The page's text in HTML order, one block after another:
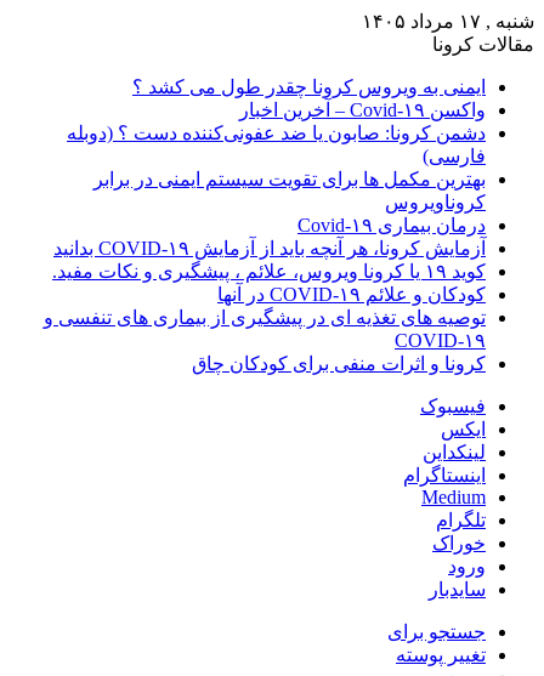
شنبه , ۱۷ مرداد ۱۴۰۵
مقالات کرونا
ایمنی به ویروس کرونا چقدر طول می کشد ؟
واکسن Covid-۱۹ – آخرین اخبار
دشمن کرونا: صابون یا ضد عفونی‌کننده دست ؟ (دوبله
فارسی)
بهترین مکمل ها برای تقویت سیستم ایمنی در برابر
کروناویروس
درمان بیماری Covid-۱۹
آزمایش کرونا، هر آنچه باید از آزمایش COVID-۱۹ بدانید
کوید ۱۹ یا کرونا ویروس، علائم ، پیشگیری و نکات مفید.
کودکان و علائم COVID-۱۹ در آنها
توصیه های تغذیه ای در پیشگیری از بیماری های تنفسی و
COVID-۱۹
کرونا و اثرات منفی برای کودکان چاق
فیسبوک
ایکس
لینکداین
اینستاگرام
Medium
تلگرام
خوراک
ورود
سایدبار
جستجو برای
تغییر پوسته